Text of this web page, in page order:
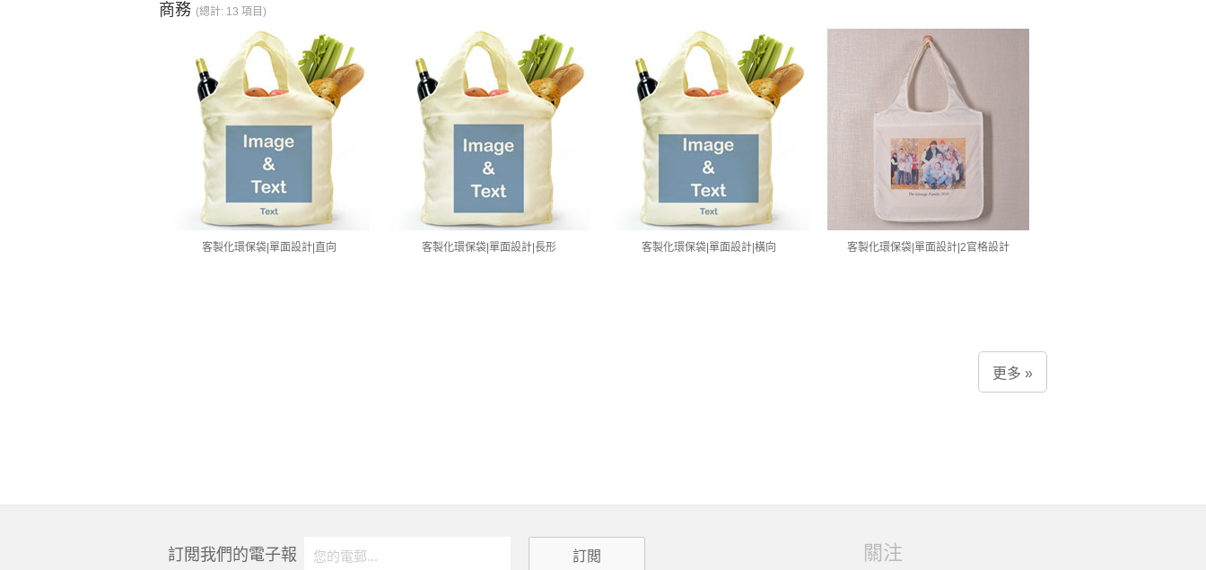
商務 (總計: 13 項目)
客製化環保袋|單面設計|直向 客製化環保袋|單面設計|長形 客製化環保袋|單面設計|橫向 客製化環保袋|單面設計|2官格設計
更多 »
訂閲我們的電子報 關注